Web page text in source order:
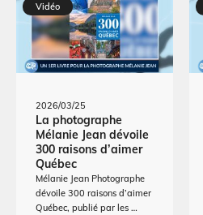
Vidéo
2026/03/25
La photographe
Mélanie Jean dévoile
300 raisons d’aimer
Québec
Mélanie Jean Photographe
dévoile 300 raisons d’aimer
Québec, publié par les …